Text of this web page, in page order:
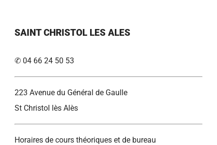
SAINT CHRISTOL LES ALES
✆ 04 66 24 50 53
223 Avenue du Général de Gaulle
St Christol lès Alès
Horaires de cours théoriques et de bureau